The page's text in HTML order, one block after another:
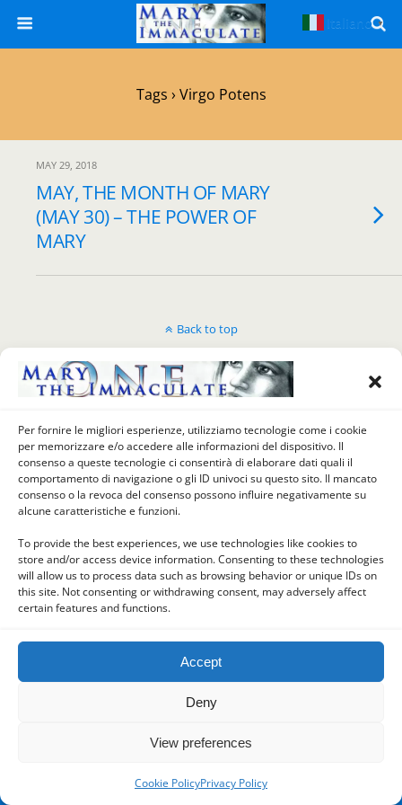
Per fornire le migliori esperienze, utilizziamo tecnologie come i cookie
per memorizzare e/o accedere alle informazioni del dispositivo. Il
consenso a queste tecnologie ci consentirà di elaborare dati quali il
comportamento di navigazione o gli ID univoci su questo sito. Il mancato
consenso o la revoca del consenso possono influire negativamente su
alcune caratteristiche e funzioni.
To provide the best experiences, we use technologies like cookies to
store and/or access device information. Consenting to these technologies
will allow us to process data such as browsing behavior or unique IDs on
this site. Not consenting or withdrawing consent, may adversely affect
certain features and functions.
Accept
Deny
View preferences
Cookie PolicyPrivacy Policy
Tags › Virgo Potens
MAY 29, 2018
MAY, THE MONTH OF MARY
(MAY 30) – THE POWER OF
MARY
Back to top
Mobile Desktop
Italiano ▼
Powered by
WPtouch Mobile Suite for WordPress